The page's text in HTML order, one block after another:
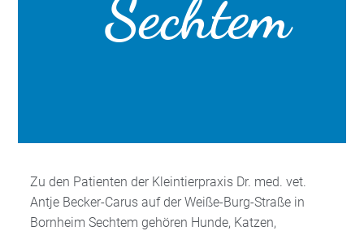
Sechtem
Zu den Patienten der Kleintierpraxis Dr. med. vet.
Antje Becker-Carus auf der Weiße-Burg-Straße in
Bornheim Sechtem gehören Hunde, Katzen,